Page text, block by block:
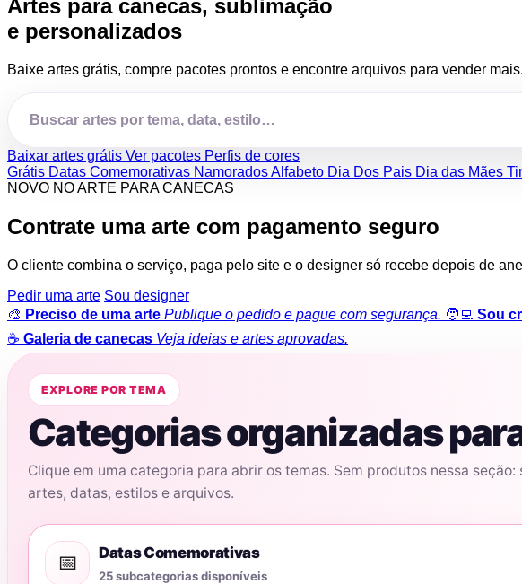
Artes para canecas, sublimação
e personalizados
Baixe artes grátis, compre pacotes prontos e encontre arquivos para vender mais.
Baixar artes grátis Ver pacotes Perfis de cores
Grátis Datas Comemorativas NamoradosAlfabeto Dia Dos Pais Dia das Mães
NOVO NO ARTE PARA CANECAS
Contrate uma arte com pagamento seguro
O cliente combina o serviço, paga pelo site e o designer só recebe depois de
Pedir uma arte Sou designer
🎨 Preciso de uma arte Publique o pedido e pague com segurança. 🧑‍💻 Sou
☕ Galeria de canecas Veja ideias e artes aprovadas.
EXPLORE POR TEMA
Categorias organizadas
Clique em uma categoria para abrir os temas. Sem produtos nessa
artes, datas, estilos e arquivos.
📅 Datas Comemorativas
25 subcategorias disponíveis